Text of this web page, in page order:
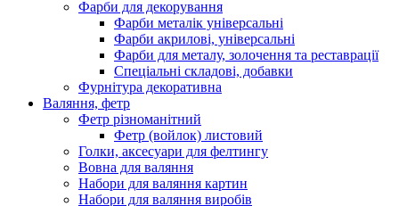
Фарби для декорування
Фарби металік універсальні
Фарби акрилові, універсальні
Фарби для металу, золочення та реставрації
Спеціальні складові, добавки
Фурнітура декоративна
Валяння, фетр
Фетр різноманітний
Фетр (войлок) листовий
Голки, аксесуари для фелтингу
Вовна для валяння
Набори для валяння картин
Набори для валяння виробів